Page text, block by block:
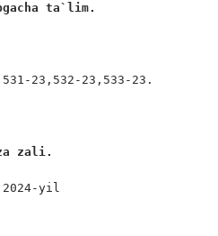
ta`lim.
23,532-23,533-23.
zali.
yil